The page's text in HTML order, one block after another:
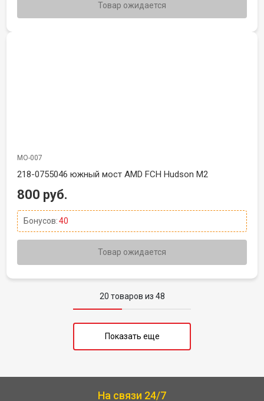
Товар ожидается
МО-007
218-0755046 южный мост AMD FCH Hudson M2
800 руб.
Бонусов:40
Товар ожидается
20 товаров из 48
Показать еще
На связи 24/7